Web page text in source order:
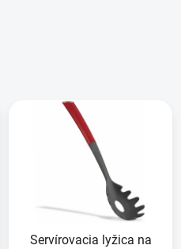
Servírovacia lyžica na